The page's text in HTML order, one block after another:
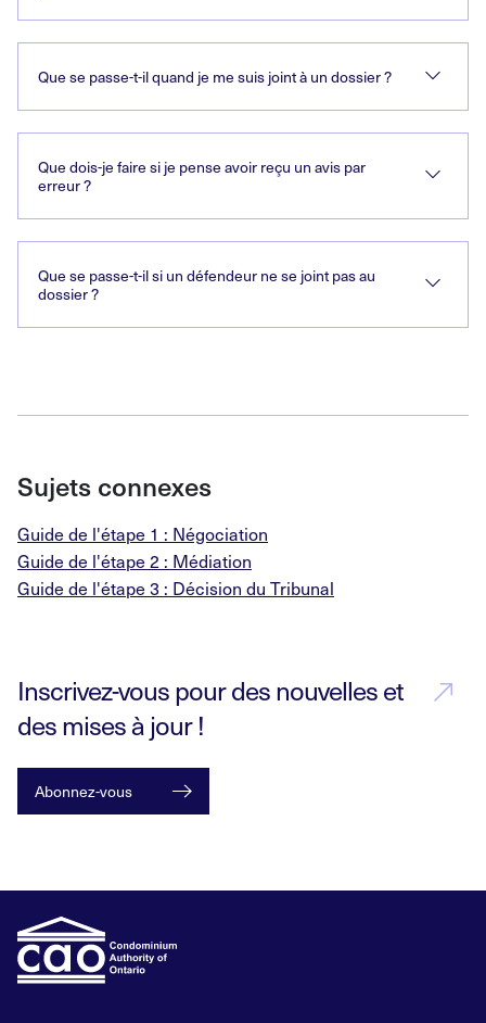
Que se passe-t-il quand je me suis joint à un dossier?
Que dois-je faire si je pense avoir reçu un avis par
erreur?
Que se passe-t-il si un défendeur ne se joint pas au
dossier?
Sujets connexes
Guide de l'étape 1 : Négociation
Guide de l'étape 2 : Médiation
Guide de l'étape 3 : Décision du Tribunal
Inscrivez-vous pour des nouvelles et
des mises à jour !
Abonnez-vous